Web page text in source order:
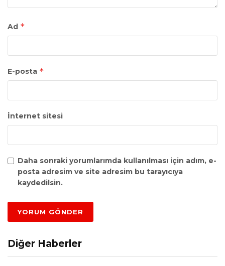
Ad *
E-posta *
İnternet sitesi
Daha sonraki yorumlarımda kullanılması için adım, e-
posta adresim ve site adresim bu tarayıcıya
kaydedilsin.
Diğer Haberler